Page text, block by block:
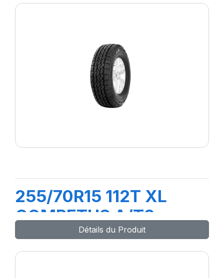
255/70R15 112T XL
COMPETUS A/T3
Détails du Produit